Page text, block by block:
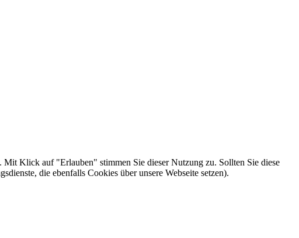
Klick auf "Erlauben" stimmen Sie dieser Nutzung zu. Sollten Sie diese
die ebenfalls Cookies über unsere Webseite setzen).